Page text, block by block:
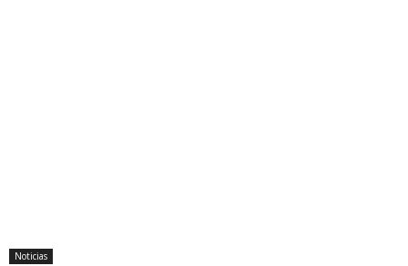
Noticias